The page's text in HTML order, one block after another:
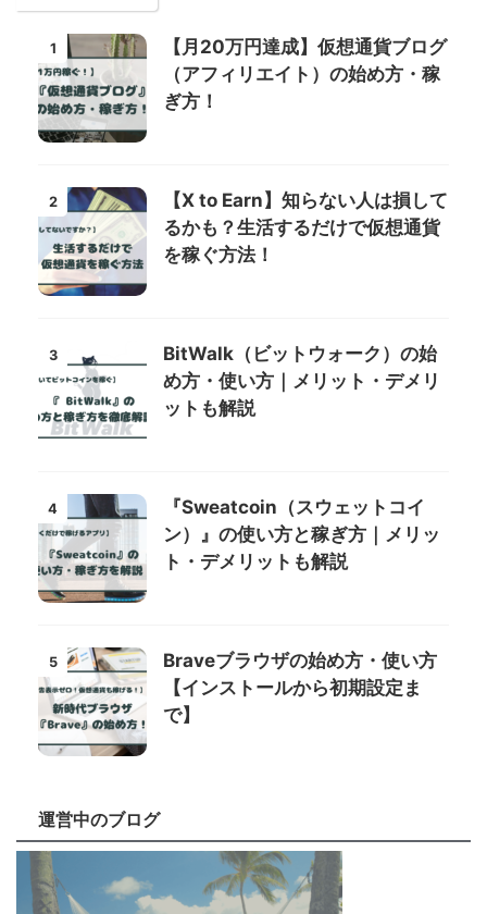
1
【月20万円達成】仮想通貨ブログ
（アフィリエイト）の始め方・稼
ぎ方！
2
【X to Earn】知らない人は損して
るかも？生活するだけで仮想通貨
を稼ぐ方法！
3
BitWalk（ビットウォーク）の始
め方・使い方｜メリット・デメリ
ットも解説
4
『Sweatcoin（スウェットコイ
ン）』の使い方と稼ぎ方｜メリッ
ト・デメリットも解説
5
Braveブラウザの始め方・使い方
【インストールから初期設定ま
で】
運営中のブログ